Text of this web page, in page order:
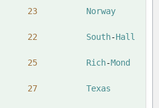
23
Norway
22 South-Hall
25 Rich-Mond
27
Texas